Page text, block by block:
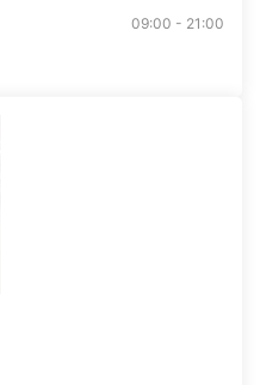
09:00 - 21:00